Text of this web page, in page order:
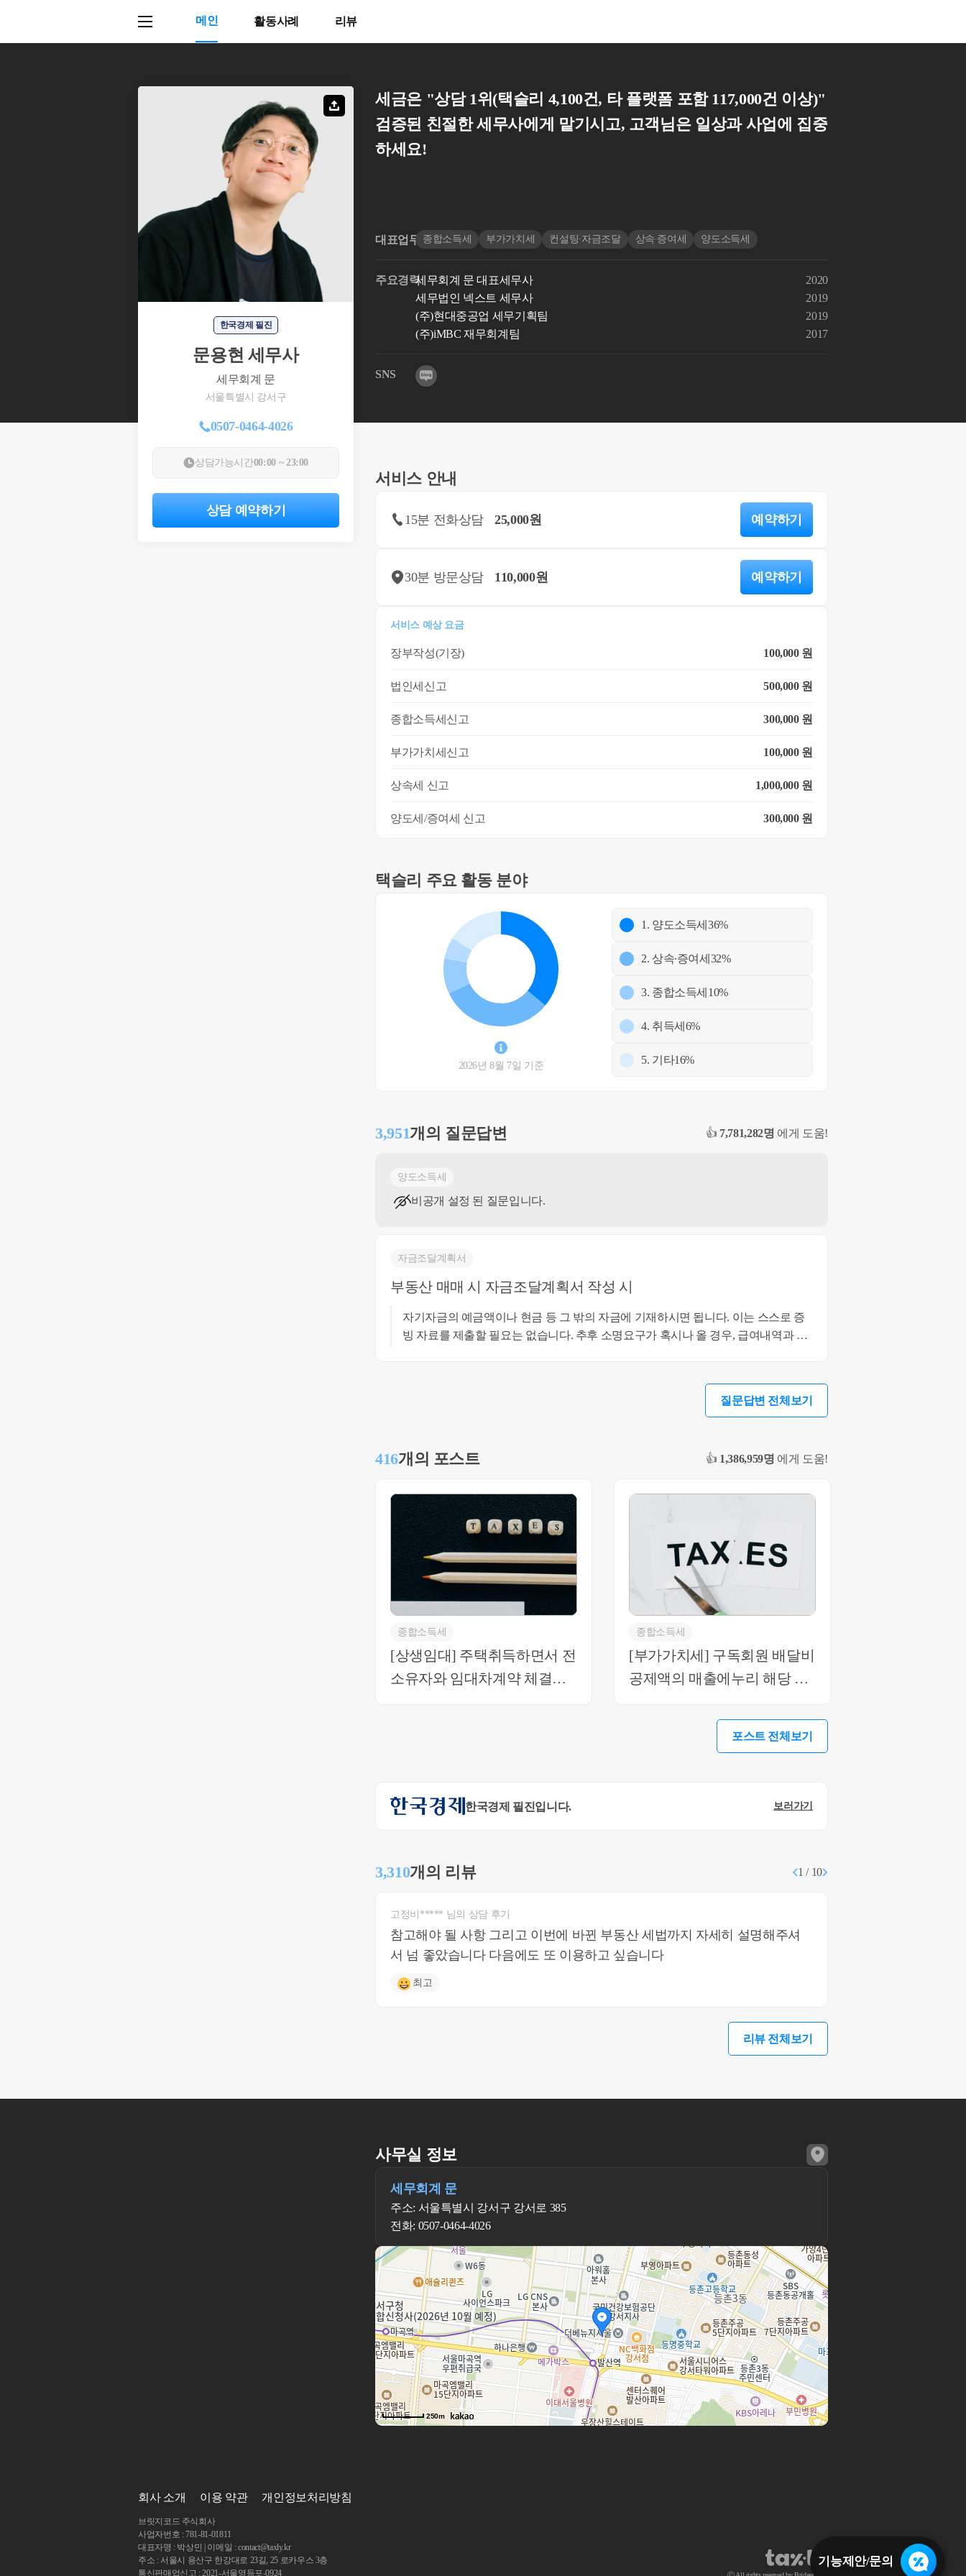
메인 활동사례 리뷰
한국경제 필진
문용현 세무사
세무회계 문
서울특별시 강서구
0507-0464-4026
상담가능시간00:00 ~ 23:00
상담 예약하기
세금은 "상담 1위(택슬리 4,100건, 타 플랫폼 포함 117,000건 이상)"
검증된 친절한 세무사에게 맡기시고, 고객님은 일상과 사업에 집중
하세요!
대표업무 종합소득세 부가가치세 컨설팅∙자금조달 상속∙증여세 양도소득세
주요경력세무회계 문 대표세무사
2020
세무법인 넥스트 세무사
2019
(주)현대중공업 세무기획팀
2019
(주)iMBC 재무회계팀
2017
SNS
서비스 안내
15분 전화상담 25,000원 예약하기
30분 방문상담 110,000원 예약하기
서비스 예상 요금
장부작성(기장) 100,000 원
법인세신고 500,000 원
종합소득세신고 300,000 원
부가가치세신고 100,000 원
상속세 신고 1,000,000 원
양도세/증여세 신고 300,000 원
택슬리 주요 활동 분야
2026년 8월 7일 기준
1. 양도소득세36%
2. 상속∙증여세 32%
3. 종합소득세 10%
4. 취득세 6%
5. 기타16%
3,951개의 질문답변 👍 7,781,282명 에게 도움!
양도소득세
비공개 설정 된 질문입니다.
자금조달계획서
부동산 매매 시 자금조달계획서 작성 시
자기자금의 예금액이나 현금 등 그 밖의 자금에 기재하시면 됩니다. 이는 스스로 증
빙 자료를 제출할 필요는 없습니다. 추후 소명요구가 혹시나 올 경우, 급여내역과 정
질문답변 전체보기
416개의 포스트 👍 1,386,959명 에게 도움!
종합소득세
[상생임대] 주택취득하면서 전
소유자와 임대차계약 체결한
종합소득세
[부가가치세] 구독회원 배달비
공제액의 매출에누리 해당 여
포스트 전체보기
한국경제 필진입니다. 보러가기
3,310개의 리뷰 1 / 10
고정비***** 님의 상담 후기
참고해야 될 사항 그리고 이번에 바뀐 부동산 세법까지 자세히 설명해주셔
서 넘 좋았습니다 다음에도 또 이용하고 싶습니다
최고
리뷰 전체보기
사무실 정보
세무회계 문
주소: 서울특별시 강서구 강서로 385
전화: 0507-0464-4026
250m
회사 소개 이용 약관 개인정보처리방침
브릿지코드 주식회사
사업자번호 : 781-81-01811
대표자명 : 박상민 | 이메일 : contact@taxly.kr
주소 : 서울시 용산구 한강대로 23길, 25 로카우스 3층
통신판매업신고 : 2021-서울영등포-0924
기능제안/문의